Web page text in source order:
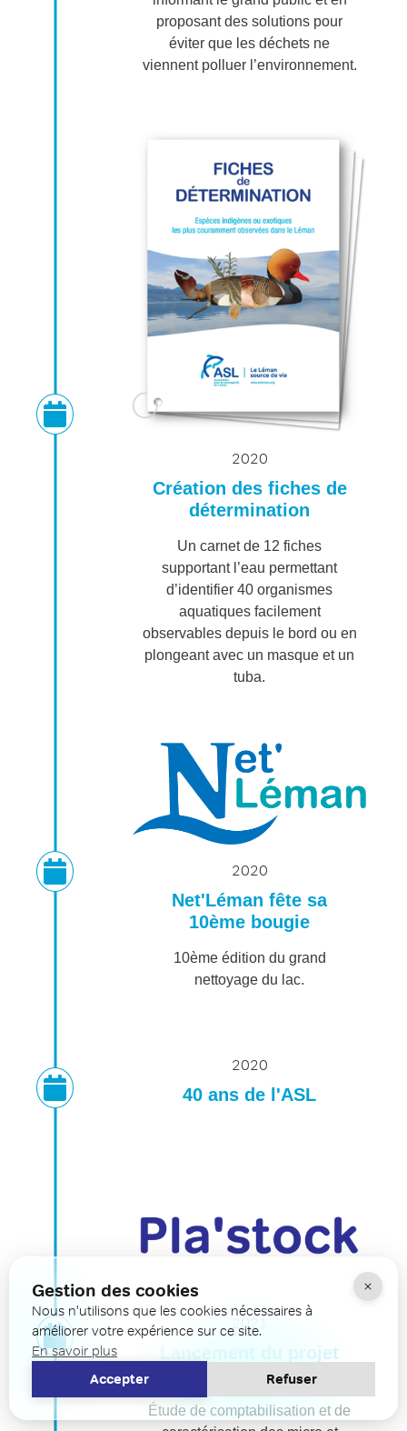
proposant des solutions pour
éviter que les déchets ne
viennent polluer l’environnement.
2020
Création des fiches de
détermination
Un carnet de 12 fiches
supportant l’eau permettant
d’identifier 40 organismes
aquatiques facilement
observables depuis le bord ou en
plongeant avec un masque et un
tuba.
2020
Net'Léman fête sa
10ème bougie
10ème édition du grand
nettoyage du lac.
2020
40 ans de l'ASL
2021
Lancement du projet
Pla'stock Léman
Étude de comptabilisation et de
Gestion des cookies
Nous n'utilisons que les cookies nécessaires à
améliorer votre expérience sur ce site.
En savoir plus
Accepter Refuser